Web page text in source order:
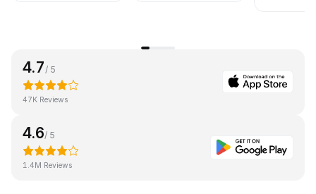
4.7 / 5
47K Reviews
4.6/ 5
1.4M Reviews